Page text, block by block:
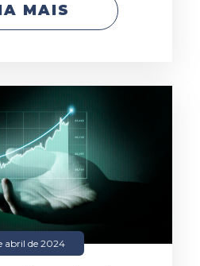
MAIS
abril de 2024